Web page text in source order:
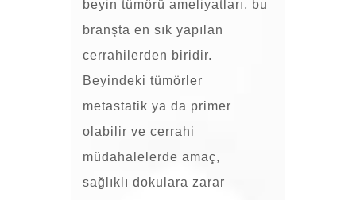
beyin tümörü ameliyatları, bu
branşta en sık yapılan
cerrahilerden biridir.
Beyindeki tümörler
metastatik ya da primer
olabilir ve cerrahi
müdahalelerde amaç,
sağlıklı dokulara zarar